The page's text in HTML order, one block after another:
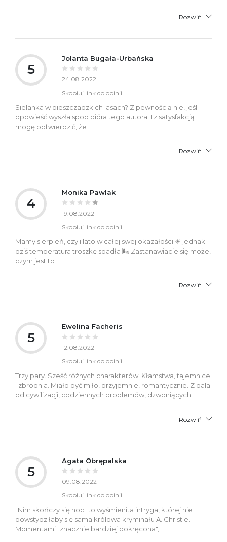
Rozwiń
5
Jolanta Bugała-Urbańska
24.08.2022
Skopiuj link do opinii
Sielanka w bieszczadzkich lasach? Z pewnością nie, jeśli
opowieść wyszła spod pióra tego autora! I z satysfakcją
mogę potwierdzić, że
Rozwiń
4
Monika Pawlak
19.08.2022
Skopiuj link do opinii
Mamy sierpień, czyli lato w całej swej okazałości ☀ jednak
dziś temperatura troszkę spadła 🌬 Zastanawiacie się może,
czym jest to
Rozwiń
5
Ewelina Facheris
12.08.2022
Skopiuj link do opinii
Trzy pary. Sześć różnych charakterów. Kłamstwa, tajemnice.
I zbrodnia. Miało być miło, przyjemnie, romantycznie. Z dala
od cywilizacji, codziennych problemów, dzwoniących
Rozwiń
5
Agata Obrępalska
09.08.2022
Skopiuj link do opinii
"Nim skończy się noc" to wyśmienita intryga, której nie
powstydziłaby się sama królowa kryminału A. Christie.
Momentami "znacznie bardziej pokręcona",